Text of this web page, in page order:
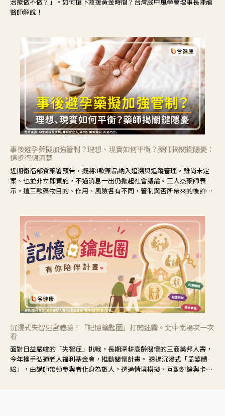
醫師解說！
事後避孕藥擬加強管制？理想、現實如何平衡？藥師揭關鍵隱憂：
這步得想清楚
近期衛福部食藥署預告，擬將3款藥品納入追溯與追蹤管理。雖尚未定
案、也並非立即實施，不過消息一出仍掀起社會議論。王人杰藥師表
示，這三款藥物目的、作用、風險各有不同，管制與否所帶來的後許影
沉浸式失智迷宮體驗！「記憶鑰匙圈」打開迷霧。北中南場次一次
看
面對日益嚴峻的「失智症」挑戰，長期深耕高齡關懷的三商美邦人壽，
今年攜手弘道老人福利基金會，推動關懷計畫。 透過沉浸式「孟婆體
驗」，由講師帶領參與者化身為旅人，透過情境模擬、互動討論與卡牌